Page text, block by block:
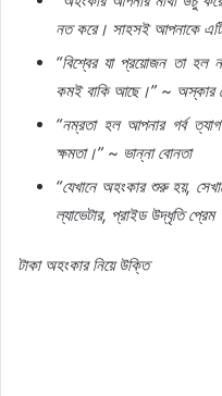
নত করে। সাহসই আপনাকে এটি
“বিশ্বের যা প্রয়োজন তা হল
কমই বাকি আছে।” ~ অস্কার
“নম্রতা হল আপনার গর্ব ত্যাগ
ক্ষমতা।” ~ ভান্না বোনতা
“যেখানে অহংকার শুরু হয়,
ল্যাভেটার, প্রাইড উদ্ধৃতি প্রেম
টাকা অহংকার নিয়ে উক্তি